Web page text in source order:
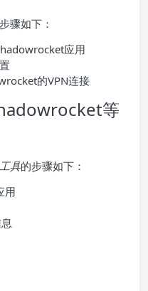
骤如下：
应用
的VPN连接
等
具的步骤如下：
用